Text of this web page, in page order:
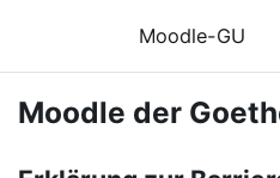
Moodle-GU
Moodle der